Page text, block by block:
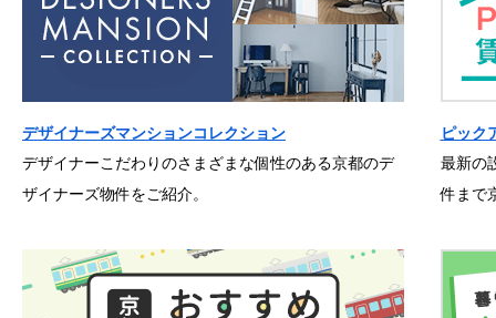
デザイナーズマンションコレクション
デザイナーこだわりのさまざまな個性のある京都のデ
ザイナーズ物件をご紹介。
ピック
最新の
件まで